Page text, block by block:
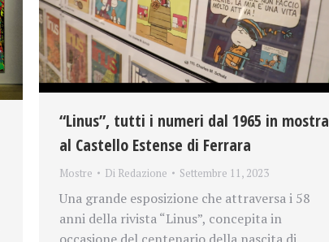
“Linus”, tutti i numeri dal 1965 in mostra
al Castello Estense di Ferrara
Mostre Di Redazione Settembre 11, 2023
Una grande esposizione che attraversa i 58
anni della rivista “Linus”, concepita in
occasione del centenario della nascita di